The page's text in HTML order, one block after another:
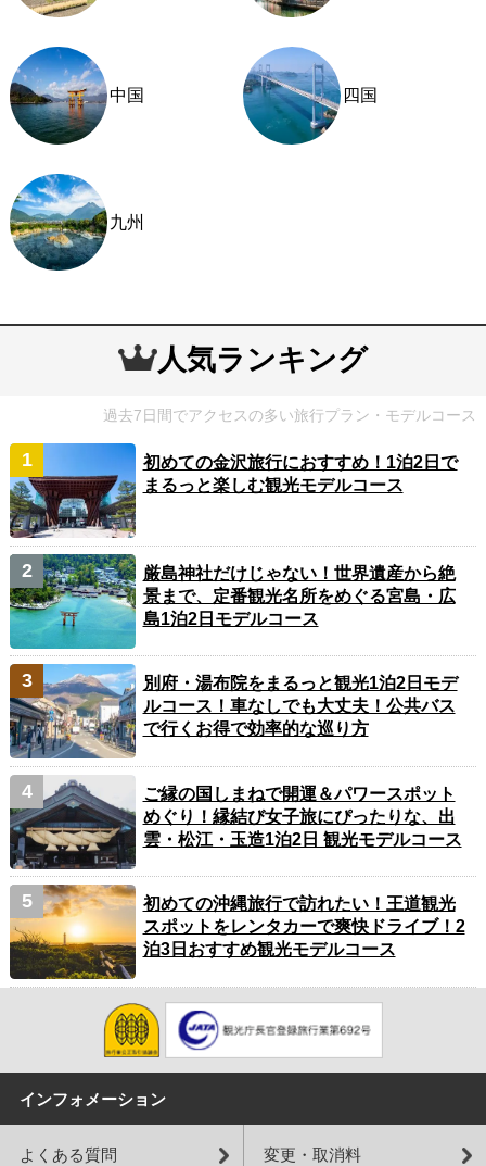
中国 四国
九州
人気ランキング
過去7日間でアクセスの多い旅行プラン・モデルコース
初めての金沢旅行におすすめ！1泊2日で
まるっと楽しむ観光モデルコース
厳島神社だけじゃない！世界遺産から絶
景まで、定番観光名所をめぐる宮島・広
島1泊2日モデルコース
別府・湯布院をまるっと観光1泊2日モデ
ルコース！車なしでも大丈夫！公共バス
で行くお得で効率的な巡り方
ご縁の国しまねで開運＆パワースポット
めぐり！縁結び女子旅にぴったりな、出
雲・松江・玉造1泊2日 観光モデルコース
初めての沖縄旅行で訪れたい！王道観光
スポットをレンタカーで爽快ドライブ！2
泊3日おすすめ観光モデルコース
インフォメーション
よくある質問 変更・取消料